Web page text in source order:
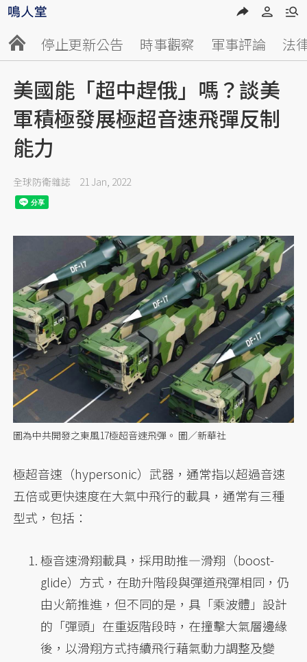
停止更新公告 時事觀察 軍事評論 法
美國能「超中趕俄」嗎？談美
軍積極發展極超音速飛彈反制
能力
全球防衛雜誌 21 Jan, 2022
圖為中共開發之東風17極超音速飛彈。 圖／新華社
極超音速（hypersonic）武器，通常指以超過音速
五倍或更快速度在大氣中飛行的載具，通常有三種
型式，包括：
極音速滑翔載具，採用助推—滑翔（boost-
glide）方式，在助升階段與彈道飛彈相同，仍
由火箭推進，但不同的是，具「乘波體」設計
的「彈頭」在重返階段時，在撞擊大氣層邊緣
後，以滑翔方式持續飛行藉氣動力調整及變